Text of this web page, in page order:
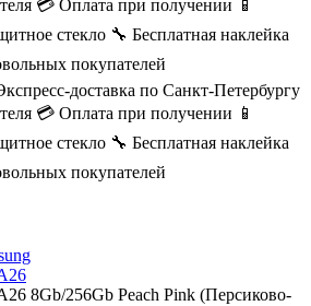
💳 Оплата при получении 📱
стекло 🔧 Бесплатная наклейка
покупателей
доставка по Санкт-Петербургу
💳 Оплата при получении 📱
стекло 🔧 Бесплатная наклейка
покупателей
8Gb/256Gb Peach Pink (Персиково-